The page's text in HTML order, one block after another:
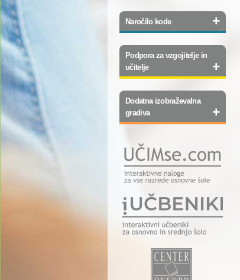
Naročilo kode +
Podpora za vzgojitelje in
učitelje
+
Dodatna izobraževalna
gradiva
+